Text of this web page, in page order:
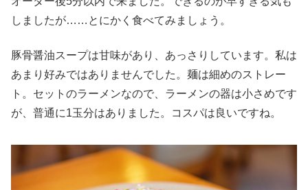
しましたが……とにかく食べてみましょう。
豚骨醤油スープは甘味があり、あっさりしています。私は
あまり好みではありませんでした。麺は細めのストレー
ト。セットのラーメンなので、ラーメンの器は小さめです
が、普通に1玉分はありました。コスパは良いですね。